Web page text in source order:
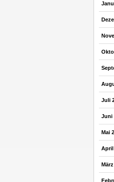
Juli
Juni
Mai
April